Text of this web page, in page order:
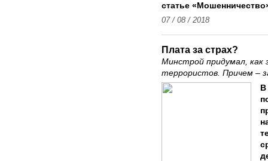
статье
07 / 08 / 2018
Плата за страх?
Минстрой придумал,
террористов. Причем –